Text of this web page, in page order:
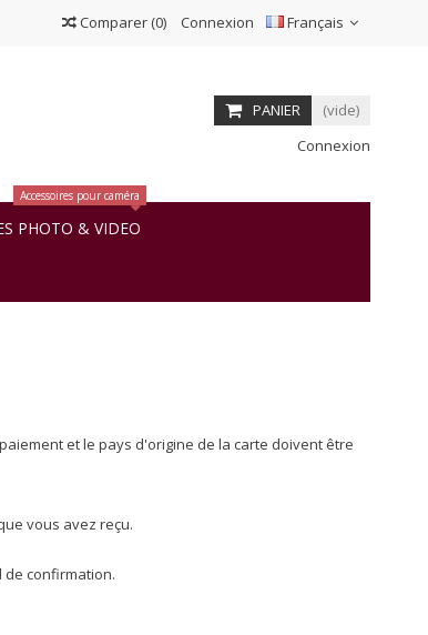
Français
Connexion
Comparer (0)
PANIER
(vide)
Connexion
PHOTO & VIDEO
Accessoires pour caméra
et le pays d'origine de la carte doivent être
vous avez reçu.
confirmation.